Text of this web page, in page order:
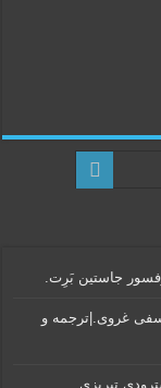
جاستین بَرِت.
غروی.|ترجمه و
تبریزی.